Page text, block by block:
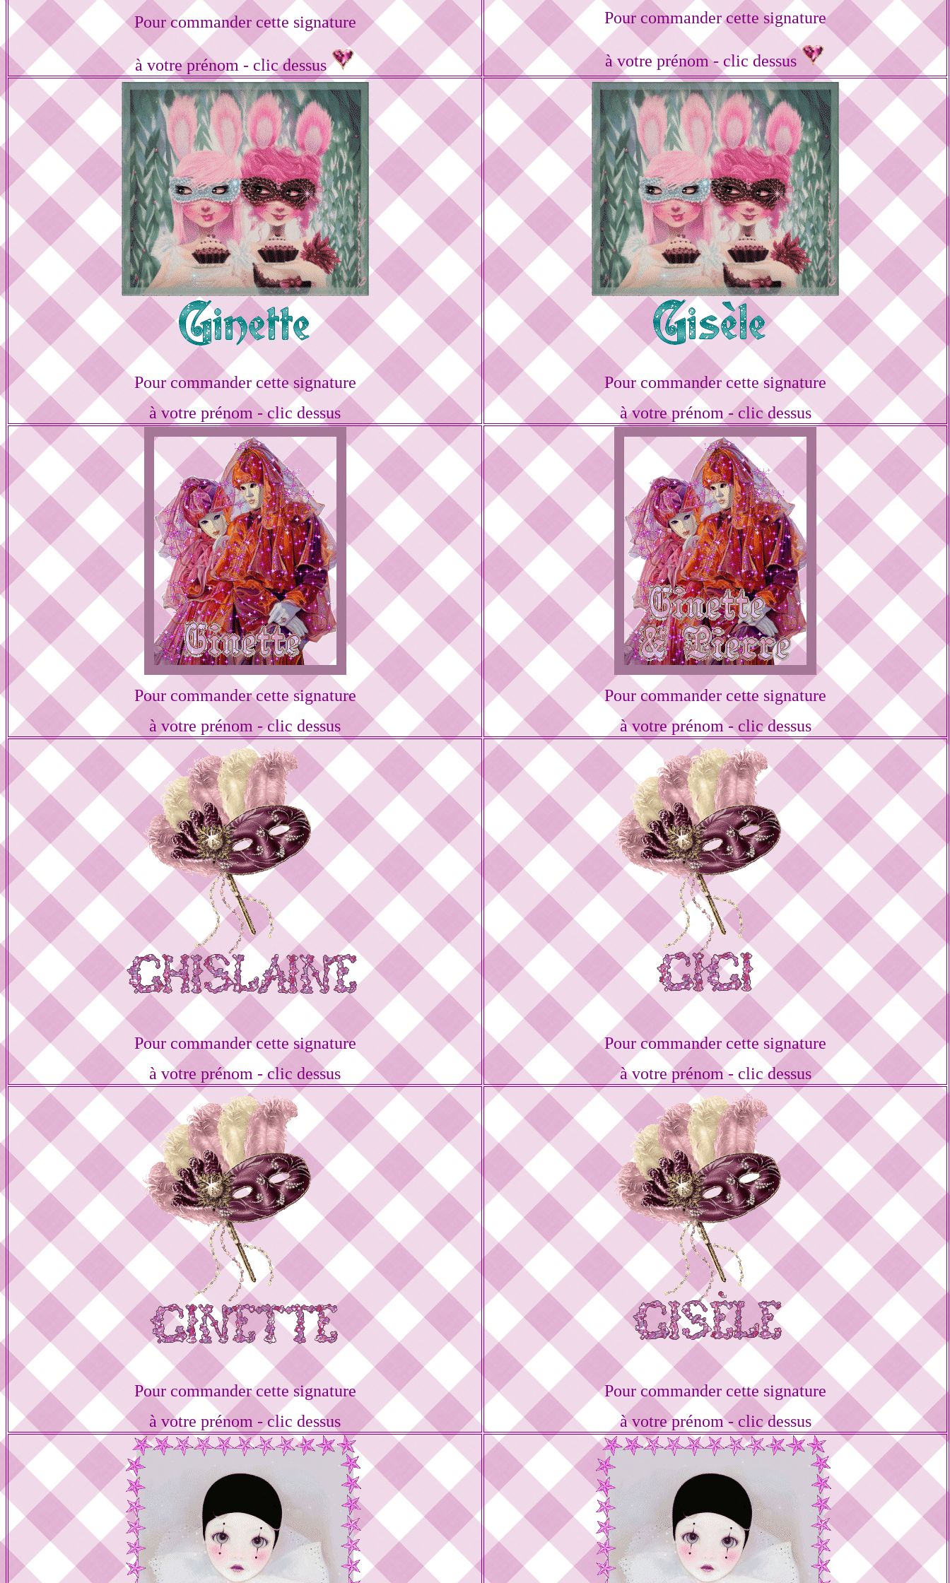
Pour commander cette signature
à votre prénom - clic dessus
Pour commander cette signature
à votre prénom - clic dessus
Pour commander cette signature
à votre prénom - clic dessus
Pour commander cette signature
à votre prénom - clic dessus
Pour commander cette signature
à votre prénom - clic dessus
Pour commander cette signature
à votre prénom - clic dessus
Pour commander cette signature
à votre prénom - clic dessus
Pour commander cette signature
à votre prénom - clic dessus
Pour commander cette signature
à votre prénom - clic dessus
Pour commander cette signature
à votre prénom - clic dessus